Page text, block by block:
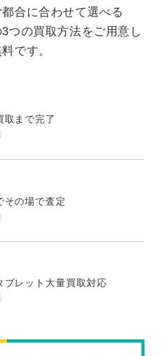
合に合わせて選べる
つの買取方法をご用意し
です。
取まで完了
その場で査定
ブレット大量買取対応